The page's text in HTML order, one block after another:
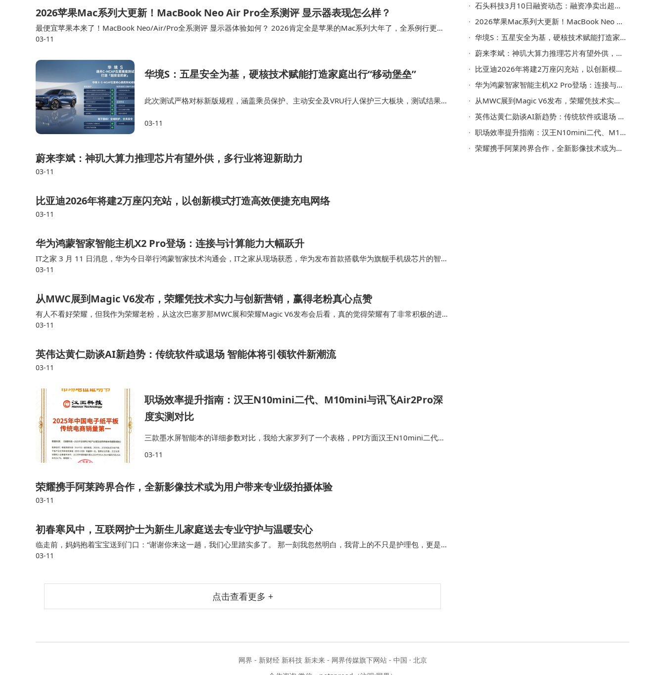
2026苹果Mac系列大更新！MacBook Neo Air Pro全系测评 显示器表现怎么样？
最便宜苹果本来了！MacBook Neo/Air/Pro全系测评 显示器体验如何？ 2026肯定全是苹果的Mac系列大年了，全系例行更新
的同时，又新发布了Neo和显示器系列，本期我们一条视频带大家全部看完！连…
03-11
华境S：五星安全为基，硬核技术赋能打造家庭出行“移动堡垒”
此次测试严格对标新版规程，涵盖乘员保护、主动安全及VRU行人保护三大板块，测试结果显
援”三大全场景守护。华境S全系标配华为…
03-11
蔚来李斌：神玑大算力推理芯片有望外供，多行业将迎新助力
03-11
比亚迪2026年将建2万座闪充站，以创新模式打造高效便捷充电网络
03-11
华为鸿蒙智家智能主机X2 Pro登场：连接与计算能力大幅跃升
IT之家 3 月 11 日消息，华为今日举行鸿蒙智家技术沟通会，IT之家从现场获悉，华为发布首款搭载华为旗舰手机级芯片的智能
主机——华为鸿蒙智家智能主机 X2 Pro。 华为终端 BG 首席执行官何刚介绍，…
03-11
从MWC展到Magic V6发布，荣耀凭技术实力与创新营销，赢得老粉真心点赞
有人不看好荣耀，但我作为荣耀老粉，从这次巴塞罗那MWC展和荣耀Magic V6发布会后看，真的觉得荣耀有了非常积极的进
步。 昨天的荣耀Magic V6发布会上，让折叠屏玩水和冰冻，别家也可以。现场直播用机器…
03-11
英伟达黄仁勋谈AI新趋势：传统软件或退场 智能体将引领软件新潮流
03-11
职场效率提升指南：汉王N10mini二代、M10mini与讯飞Air2Pro深
度实测对比
三款墨水屏智能本的详细参数对比，我给大家罗列了一个表格，PPI方面汉王N10mini二代最
高，其它两款一致；电池容量方面汉王M10mini最大，科大讯飞Air2Pro最小；操作系统方面
03-11
荣耀携手阿莱跨界合作，全新影像技术或为用户带来专业级拍摄体验
03-11
初春寒风中，互联网护士为新生儿家庭送去专业守护与温暖安心
临走前，妈妈抱着宝宝送到门口：“谢谢你来这一趟，我们心里踏实多了。 那一刻我忽然明白，我背上的不只是护理包，更是一
份沉甸甸的信任与托付。那出生仅7天的宝宝，用她无声的凝望教会了我：每一个新生命的到来，都值得…
03-11
点击查看更多 +
石头科技3月10日融资动态：融资净卖出超千万，融券净买入千余股，余额8.71亿
2026苹果Mac系列大更新！MacBook Neo Air Pro全系测评 显示器表现怎么样？
华境S：五星安全为基，硬核技术赋能打造家庭出行“移动堡垒”
蔚来李斌：神玑大算力推理芯片有望外供，多行业将迎新助力
比亚迪2026年将建2万座闪充站，以创新模式打造高效便捷充电网络
华为鸿蒙智家智能主机X2 Pro登场：连接与计算能力大幅跃升
从MWC展到Magic V6发布，荣耀凭技术实力与创新营销，赢得老粉真心点赞
英伟达黄仁勋谈AI新趋势：传统软件或退场 智能体将引领软件新潮流
职场效率提升指南：汉王N10mini二代、M10mini与讯飞Air2Pro深度实测对比
荣耀携手阿莱跨界合作，全新影像技术或为用户带来专业级拍摄体验
网界 - 新财经 新科技 新未来 - 网界传媒旗下网站 - 中国 · 北京